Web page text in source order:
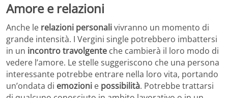
Amore e relazioni
Anche le relazioni personalivivranno un momento di
grande intensità. I Vergini single potrebbero imbattersi
in un incontro travolgente che cambierà il loro modo di
vedere l’amore. Le stelle suggeriscono che una persona
interessante potrebbe entrare nella loro vita, portando
un’ondata di emozioni e possibilità. Potrebbe trattarsi